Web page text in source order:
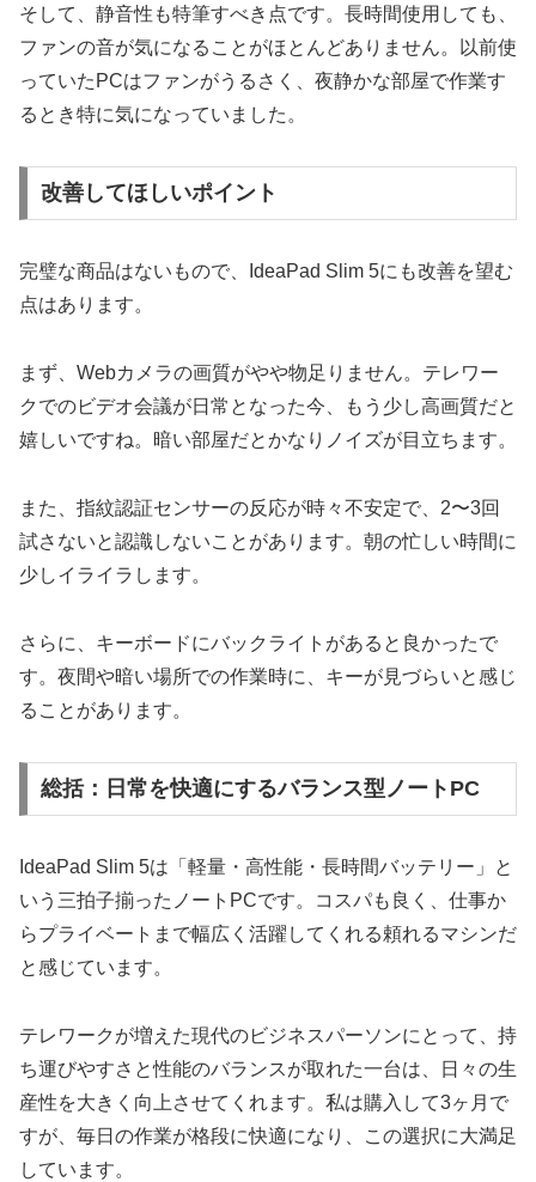
そして、静音性も特筆すべき点です。長時間使用しても、
ファンの音が気になることがほとんどありません。以前使
っていたPCはファンがうるさく、夜静かな部屋で作業す
るとき特に気になっていました。
改善してほしいポイント
完璧な商品はないもので、IdeaPad Slim 5にも改善を望む
点はあります。
まず、Webカメラの画質がやや物足りません。テレワー
クでのビデオ会議が日常となった今、もう少し高画質だと
嬉しいですね。暗い部屋だとかなりノイズが目立ちます。
また、指紋認証センサーの反応が時々不安定で、2〜3回
試さないと認識しないことがあります。朝の忙しい時間に
少しイライラします。
さらに、キーボードにバックライトがあると良かったで
す。夜間や暗い場所での作業時に、キーが見づらいと感じ
ることがあります。
総括：日常を快適にするバランス型ノートPC
IdeaPad Slim 5は「軽量・高性能・長時間バッテリー」と
いう三拍子揃ったノートPCです。コスパも良く、仕事か
らプライベートまで幅広く活躍してくれる頼れるマシンだ
と感じています。
テレワークが増えた現代のビジネスパーソンにとって、持
ち運びやすさと性能のバランスが取れた一台は、日々の生
産性を大きく向上させてくれます。私は購入して3ヶ月で
すが、毎日の作業が格段に快適になり、この選択に大満足
しています。